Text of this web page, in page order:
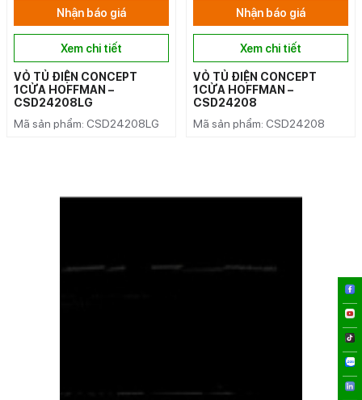
Nhận báo giá
Xem chi tiết
VỎ TỦ ĐIỆN CONCEPT
1CỬA HOFFMAN –
CSD24208LG
Mã sản phẩm: CSD24208LG
Nhận báo giá
Xem chi tiết
VỎ TỦ ĐIỆN CONCEPT
1CỬA HOFFMAN –
CSD24208
Mã sản phẩm: CSD24208